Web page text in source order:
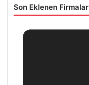
Son Eklenen Firmalar